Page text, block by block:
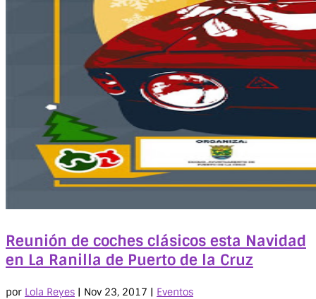
Reunión de coches clásicos esta Navidad
en La Ranilla de Puerto de la Cruz
por Lola Reyes | Nov 23, 2017 | Eventos